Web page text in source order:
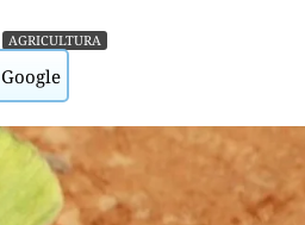
AGRICULTURA